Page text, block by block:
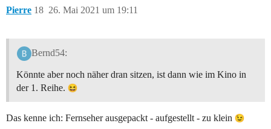
Pierre 26. Mai 2021 um 19:11
18
Bernd54:
Könnte aber noch näher dran sitzen, ist dann wie im Kino in
der 1. Reihe.
Das kenne ich: Fernseher ausgepackt - aufgestellt - zu klein